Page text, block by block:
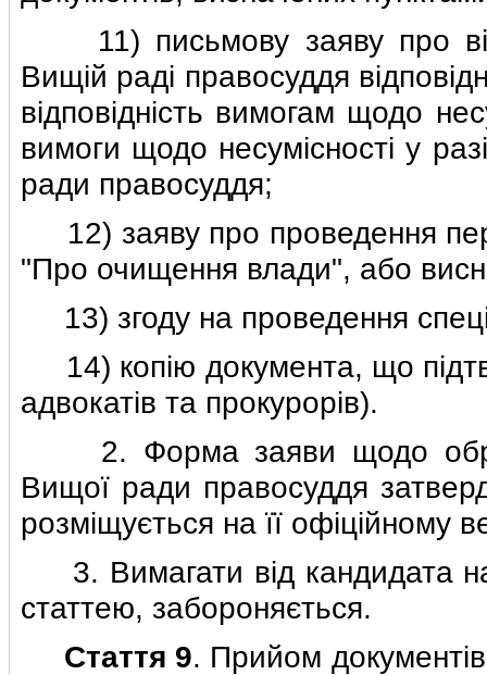
11) письмову заяву про
Вищiй радi правосуддя
вiдповiднiсть вимогам щодо
вимоги щодо несумiсностi у
ради правосуддя;
12) заяву про проведення
"Про очищення влади", або
13) згоду на проведення
14) копiю документа, що
адвокатiв та прокурорiв).
2. Форма заяви щодо
Вищої ради правосуддя
розмiщується на її офiцiйному
3. Вимагати вiд кандидата
статтею, забороняється.
Стаття 9. Прийом